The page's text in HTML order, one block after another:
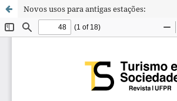
Novos usos para antigas estações: